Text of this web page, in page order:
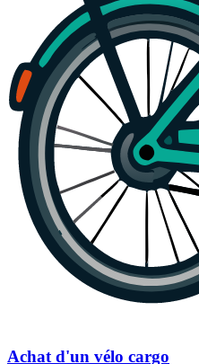
Achat d'un vélo cargo